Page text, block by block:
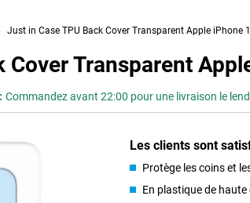
Just in Case TPU Back Cover Transparent Apple iPhone
Cover Transparent
Commandez avant 22:00 pour une livraison le
Les clients sont
Protège les coins et
En plastique de